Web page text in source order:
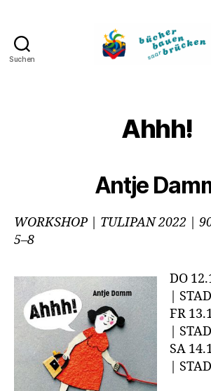
Suchen
Ahhh!
Antje
WORKSHOP | TULIPAN 2022 |
5–8
DO
|
FR
|
SA
|